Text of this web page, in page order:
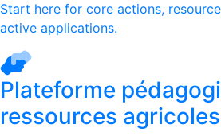
Start here for core actions,
active applications.
Plateforme
ressources agricoles